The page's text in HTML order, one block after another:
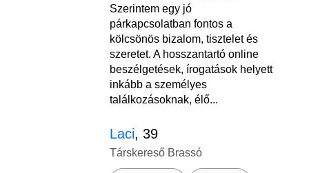
Szerintem egy jó
párkapcsolatban fontos a
kölcsönös bizalom, tisztelet és
szeretet. A hosszantartó online
beszélgetések, írogatások helyett
inkább a személyes
találkozásoknak, élő...
Laci, 39
Társkereső Brassó